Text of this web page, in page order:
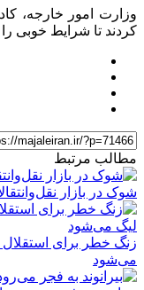
وزارت امور خارجه،
کردند تا شرایط خوبی
مطالب مرتبط
شوک در بازار
زنگ خطر برای استقلال
می‌شود